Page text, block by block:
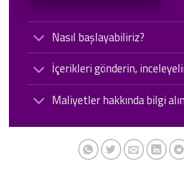
Nasıl başlayabiliriz?
İçerikleri gönderin,
Maliyetler hakkında bilgi